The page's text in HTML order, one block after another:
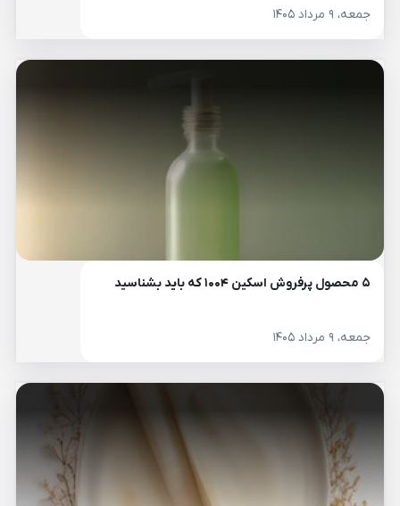
جمعه، ۹ مرداد ۱۴۰۵
۵ محصول پرفروش اسکین ۱۰۰۴ که باید بشناسید
جمعه، ۹ مرداد ۱۴۰۵